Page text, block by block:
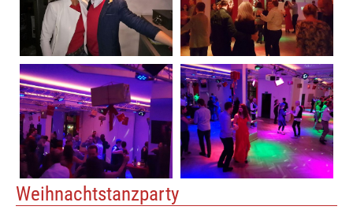
Weihnachtstanzparty